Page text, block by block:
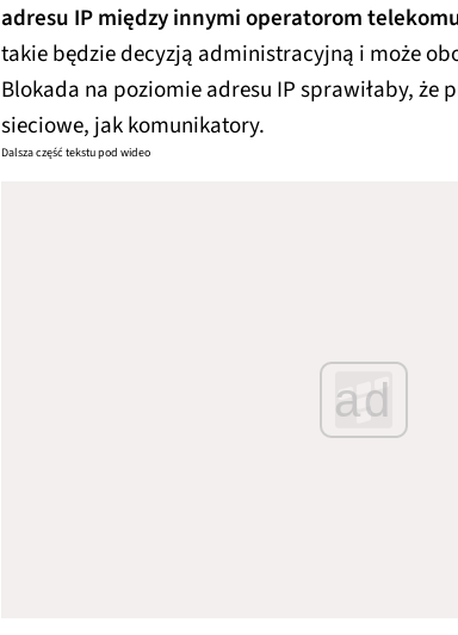
adresu IP między innymi operatorom
takie będzie decyzją administracyjną i może
Blokada na poziomie adresu IP sprawiłaby, że
sieciowe, jak komunikatory.
Dalsza część tekstu pod wideo
ad